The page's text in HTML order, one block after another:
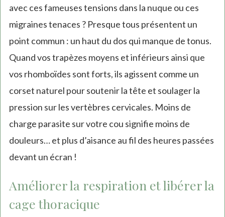
avec ces fameuses tensions dans la nuque ou ces
migraines tenaces ? Presque tous présentent un
point commun : un haut du dos qui manque de tonus.
Quand vos trapèzes moyens et inférieurs ainsi que
vos rhomboïdes sont forts, ils agissent comme un
corset naturel pour soutenir la tête et soulager la
pression sur les vertèbres cervicales. Moins de
charge parasite sur votre cou signifie moins de
douleurs… et plus d’aisance au fil des heures passées
devant un écran !
Améliorer la respiration et libérer la
cage thoracique